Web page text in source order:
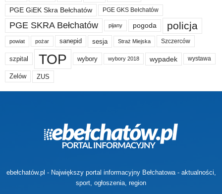
PGE GiEK Skra Bełchatów PGE GKS Bełchatów
PGE SKRA Bełchatów pijany pogoda policja
powiat pożar sanepid sesja Straż Miejska Szczerców
szpital TOP wybory wybory 2018 wypadek wystawa
Zelów ZUS
ebełchatów.pl - Największy portal informacyjny Bełchatowa - aktualności,
sport, ogłoszenia, region